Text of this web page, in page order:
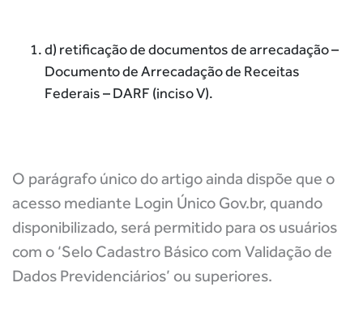
d) retificação de documentos de arrecadação –
Documento de Arrecadação de Receitas
Federais – DARF (inciso V).
O parágrafo único do artigo ainda dispõe que o
acesso mediante Login Único Gov.br, quando
disponibilizado, será permitido para os usuários
com o ‘Selo Cadastro Básico com Validação de
Dados Previdenciários’ ou superiores.